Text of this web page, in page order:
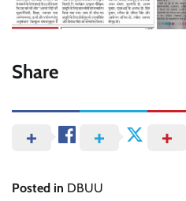
Share
Posted in DBUU